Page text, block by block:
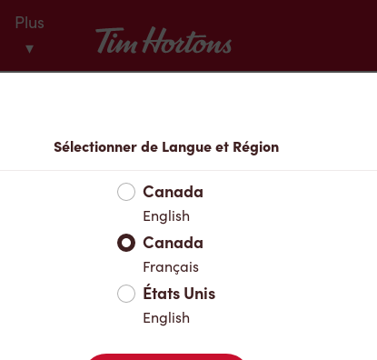
Plus
▾
Tim Hortons
Menu
Sélectionner de Langue et Région
Canada
English
Canada
Français
États Unis
English